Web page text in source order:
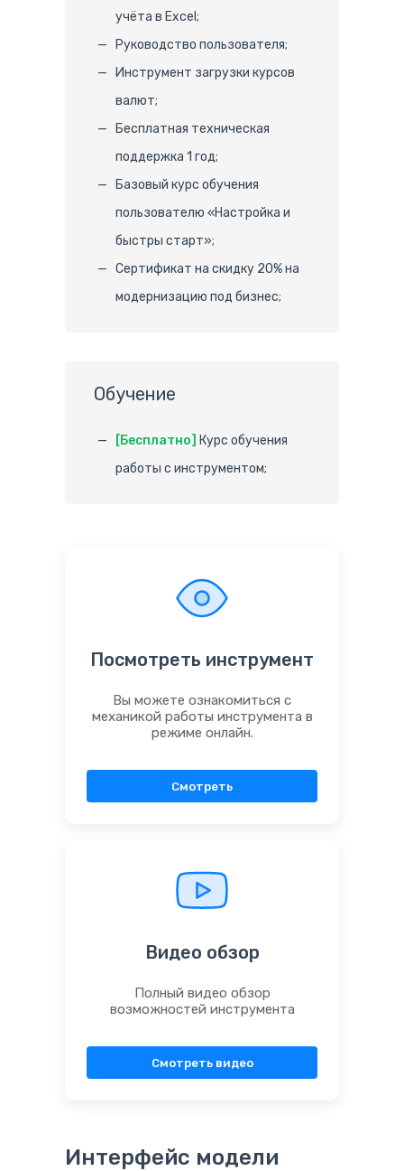
учёта в Excel;
Руководство пользователя;
Инструмент загрузки курсов
валют;
Бесплатная техническая
поддержка 1 год;
Базовый курс обучения
пользователю «Настройка и
быстры старт»;
Сертификат на скидку 20% на
модернизацию под бизнес;
Обучение
[Бесплатно] Курс обучения
работы с инструментом;
Посмотреть инструмент
Вы можете ознакомиться с
механикой работы инструмента в
режиме онлайн.
Смотреть
Видео обзор
Полный видео обзор
возможностей инструмента
Смотреть видео
Интерфейс модели